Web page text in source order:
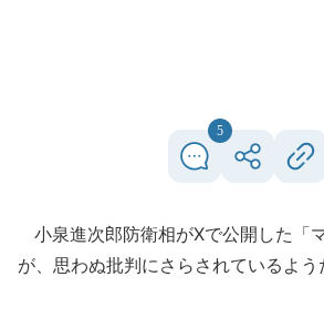
5
小泉進次郎防衛相がXで公開した「
が、思わぬ批判にさらされているよう